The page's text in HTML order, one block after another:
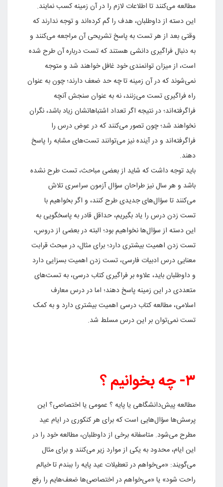
مطالعه می‌کنند تا اطلاعات لازم را در آن زمینه کسب نمایند.
این دسته از داوطلبان، هدف را گم کرده‌اند و توجه ندارند که
وقتی بعد از هر تست به پاسخ تشریحی آن مراجعه می‌کنند و
به دنبال فراگیری دانشی هستند که تست درباره آن طرح شده
است، از میزان توانمندی خود غافل خواهند شد و متوجه
نمی‌شوند که در آن زمینه تا چه حد ضعف دارند؛ چون به عنوان
راه فراگیری تست می‌زنند، نه به عنوان سنجش آنچه
فراگرفته‌اند؛ در نتیجه اگر تعداد اشتباهاتشان زیاد باشد، نگران
نخواهند شد؛ چون تصور می‌کنند که در عوض درس را
فراگرفته‌اند و در آینده نیز می‌توانند تست‌های مشابه را پاسخ
دهند.
باید توجه داشت که شاید از بعضی مباحث، تست طرح نشده
باشد و هر سال نیز طراحان سؤال آزمون سراسری تلاش
می‌کنند تا سؤال‌های جدیدی طرح کنند، و اگر بخواهیم با
تست زدن درس را یاد بگیریم، حداقل قادر به پاسخگویی به
این دسته از سؤال‌ها نخواهیم بود؛ البته در بعضی از دروس،
تست زدن اهمیت بیشتری دارد؛ برای مثال، در مبحث قرابت
معنایی درس ادبیات فارسی، تست زدن اهمیت بسزایی دارد
و داوطلبان باید، علاوه بر فراگیری کتاب درسی، به تست‌های
متعددی در این زمینه پاسخ دهند؛ اما در درس معارف
اسلامی، مطالعه کتاب درسی اهمیت بیشتری دارد و به کمک
تست نمی‌توان بر این درس مسلط شد.
۳- چه بخوانیم ؟
مطالعه پیش‌دانشگاهی یا پایه ؟ عمومی یا اختصاصی؟ این
پرسش‌‌ها سؤال‌هایی است که برای هر کنکوری در ایام عید
مطرح می‌شود. متاسفانه برخی از داوطلبان، مطالعه خود را در
این ایام، محدود به یکی از موارد زیر می‌کنند و برای مثال
می‌گویند: «می‌خواهم در تعطیلات عید پایه را ببندم تا خیالم
راحت شود» یا «می‌خواهم در اختصاصی‌ها ضعف‌هایم را رفع